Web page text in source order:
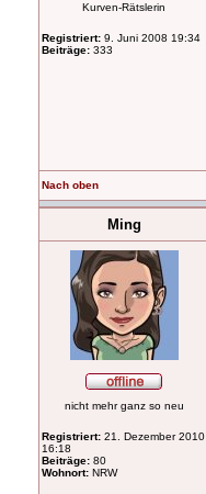
Kurven-Rätslerin
Registriert: 9. Juni 2008 19:34
Beiträge: 333
Nach oben
Ming
nicht mehr ganz so neu
Registriert: 21. Dezember 2010
16:18
Beiträge: 80
Wohnort: NRW